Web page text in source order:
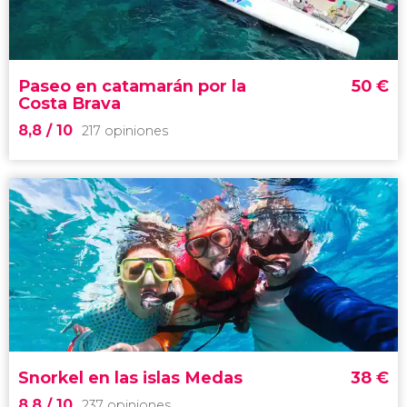
Catedral
calles
empedradas
herencia judía
Paseo en catamarán por la
Costa Brava
8,8 / 10 217 opiniones
50 €
8,8


217 opiniones
Disfrutad del clima y los paisajes mediterráneos
de la Costa Brava en este paseo en catamarán
Snorkel en las islas Medas 38 €